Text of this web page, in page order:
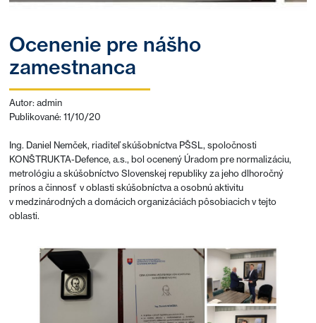
Ocenenie pre nášho
zamestnanca
Autor: admin
Publikované: 11/10/20
Ing. Daniel Nemček, riaditeľ skúšobníctva PŠSL, spoločnosti
KONŠTRUKTA-Defence, a.s., bol ocenený Úradom pre normalizáciu,
metrológiu a skúšobníctvo Slovenskej republiky za jeho dlhoročný
prínos a činnosť v oblasti skúšobníctva a osobnú aktivitu
v medzinárodných a domácich organizáciách pôsobiacich v tejto
oblasti.